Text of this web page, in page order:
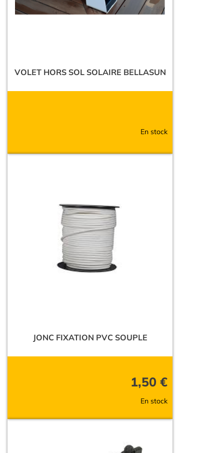
VOLET HORS SOL SOLAIRE BELLASUN
En stock
JONC FIXATION PVC SOUPLE
1,50 €
En stock